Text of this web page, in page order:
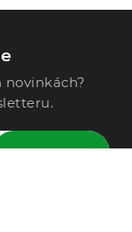
novinkách?
ODESLAT